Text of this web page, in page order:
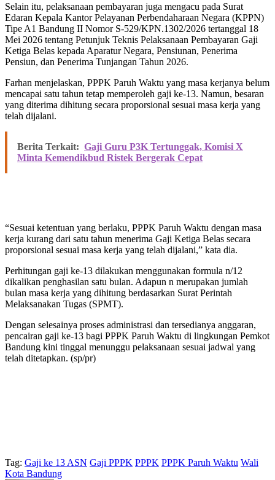
Selain itu, pelaksanaan pembayaran juga mengacu pada Surat
Edaran Kepala Kantor Pelayanan Perbendaharaan Negara (KPPN)
Tipe A1 Bandung II Nomor S-529/KPN.1302/2026 tertanggal 18
Mei 2026 tentang Petunjuk Teknis Pelaksanaan Pembayaran Gaji
Ketiga Belas kepada Aparatur Negara, Pensiunan, Penerima
Pensiun, dan Penerima Tunjangan Tahun 2026.
Farhan menjelaskan, PPPK Paruh Waktu yang masa kerjanya belum
mencapai satu tahun tetap memperoleh gaji ke-13. Namun, besaran
yang diterima dihitung secara proporsional sesuai masa kerja yang
telah dijalani.
Berita Terkait: Gaji Guru P3K Tertunggak, Komisi X
Minta Kemendikbud Ristek Bergerak Cepat
“Sesuai ketentuan yang berlaku, PPPK Paruh Waktu dengan masa
kerja kurang dari satu tahun menerima Gaji Ketiga Belas secara
proporsional sesuai masa kerja yang telah dijalani,” kata dia.
Perhitungan gaji ke-13 dilakukan menggunakan formula n/12
dikalikan penghasilan satu bulan. Adapun n merupakan jumlah
bulan masa kerja yang dihitung berdasarkan Surat Perintah
Melaksanakan Tugas (SPMT).
Dengan selesainya proses administrasi dan tersedianya anggaran,
pencairan gaji ke-13 bagi PPPK Paruh Waktu di lingkungan Pemkot
Bandung kini tinggal menunggu pelaksanaan sesuai jadwal yang
telah ditetapkan. (sp/pr)
Tag: Gaji ke 13 ASN Gaji PPPK PPPK PPPK Paruh Waktu Wali
Kota Bandung